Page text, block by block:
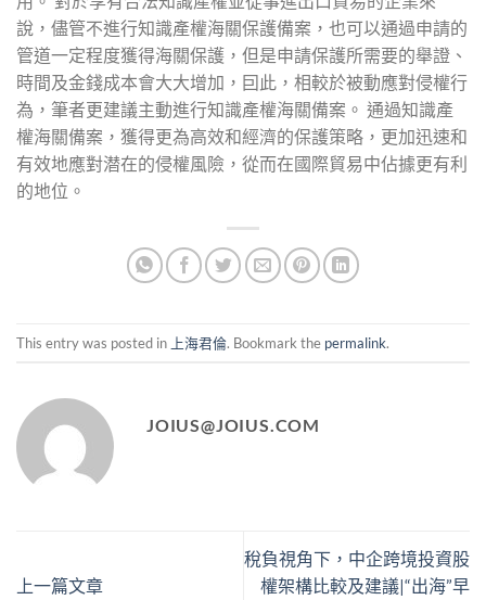
說，儘管不進行知識產權海關保護備案，也可以通過申請的
管道一定程度獲得海關保護，但是申請保護所需要的舉證、
時間及金錢成本會大大增加，囙此，相較於被動應對侵權行
為，筆者更建議主動進行知識產權海關備案。 通過知識產
權海關備案，獲得更為高效和經濟的保護策略，更加迅速和
有效地應對潜在的侵權風險，從而在國際貿易中佔據更有利
的地位。
This entry was posted in 上海君倫. Bookmark the permalink.
JOIUS@JOIUS.COM
上一篇文章
稅負視角下，中企跨境投資股
權架構比較及建議|“出海”早